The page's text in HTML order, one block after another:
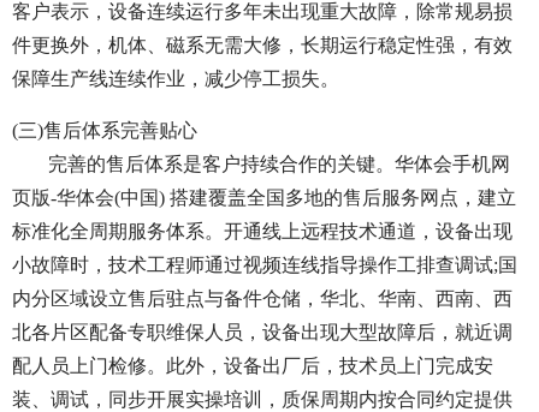
客户表示，设备连续运行多年未出现重大故障，除常规易损
件更换外，机体、磁系无需大修，长期运行稳定性强，有效
保障生产线连续作业，减少停工损失。
(三)售后体系完善贴心
完善的售后体系是客户持续合作的关键。华体会手机网
页版-华体会(中国) 搭建覆盖全国多地的售后服务网点，建立
标准化全周期服务体系。开通线上远程技术通道，设备出现
小故障时，技术工程师通过视频连线指导操作工排查调试;国
内分区域设立售后驻点与备件仓储，华北、华南、西南、西
北各片区配备专职维保人员，设备出现大型故障后，就近调
配人员上门检修。此外，设备出厂后，技术员上门完成安
装、调试，同步开展实操培训，质保周期内按合同约定提供